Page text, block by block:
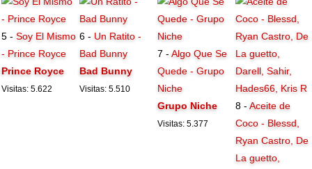
5 -Soy El Mismo
- Prince Royce
Prince Royce
Visitas: 5.622
6 - Un Ratito -
Bad Bunny
Bad Bunny
Visitas: 5.510
7 -Algo Que Se
Quede - Grupo
Niche
Grupo Niche
Visitas: 5.377
8 -Aceite de
Coco - Blessd,
Ryan Castro, De
La guetto,